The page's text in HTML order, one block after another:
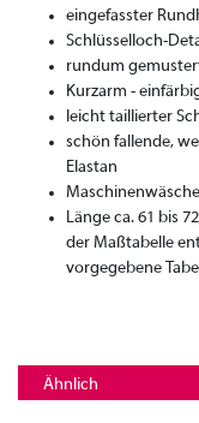
eingefasster
Schlüsselloch-
rundum
Kurzarm -
leicht taillierter
schön fallende,
Elastan
Maschinenwäsche
Länge ca. 61 bis
der Maßtabelle
vorgegebene
Ähnlich